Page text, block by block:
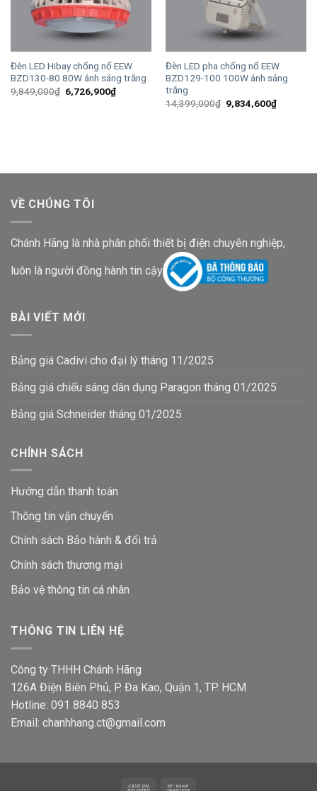
Đèn LED Hibay chống nổ EEW
BZD130-80 80W ánh sáng trắng
9,849,000₫ Giá
gốc
6,726,900₫Giá
hiện
Đèn LED pha chống nổ EEW
BZD129-100 100W ánh sáng
trắng
14,399,000₫ Giá
gốc
9,834,600₫Giá
hiện
VỀ CHÚNG TÔI
Chánh Hãng là nhà phân phối thiết bị điện chuyên nghiệp,
luôn là người đồng hành tin cậy
BÀI VIẾT MỚI
Bảng giá Cadivi cho đại lý tháng 11/2025
Bảng giá chiếu sáng dân dụng Paragon tháng 01/2025
Bảng giá Schneider tháng 01/2025
CHÍNH SÁCH
Hướng dẫn thanh toán
Thông tin vận chuyển
Chính sách Bảo hành & đổi trả
Chính sách thương mại
Bảo vệ thông tin cá nhân
THÔNG TIN LIÊN HỆ
Công ty THHH Chánh Hãng
126A Điện Biên Phủ, P. Đa Kao, Quận 1, TP. HCM
Hotline: 091 8840 853
Email: chanhhang.ct@gmail.com
Cash